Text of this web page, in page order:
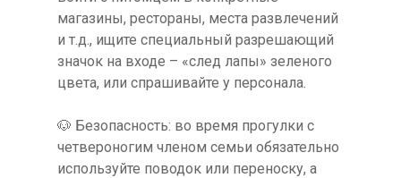
магазины, рестораны, места развлечений
и т.д., ищите специальный разрешающий
значок на входе – «след лапы» зеленого
цвета, или спрашивайте у персонала.
🐶 Безопасность: во время прогулки с
четвероногим членом семьи обязательно
используйте поводок или переноску, а